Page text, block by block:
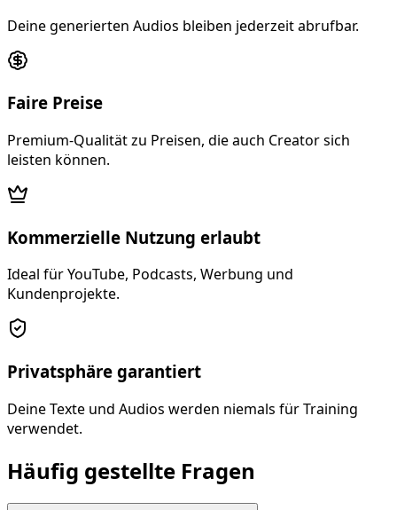
Deine generierten Audios bleiben jederzeit abrufbar.
Faire Preise
Premium-Qualität zu Preisen, die auch Creator sich
leisten können.
Kommerzielle Nutzung erlaubt
Ideal für YouTube, Podcasts, Werbung und
Kundenprojekte.
Privatsphäre garantiert
Deine Texte und Audios werden niemals für Training
verwendet.
Häufig gestellte Fragen